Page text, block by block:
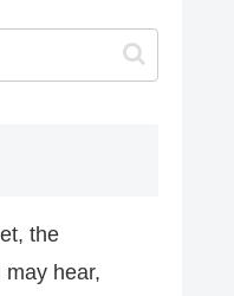
the
hear,